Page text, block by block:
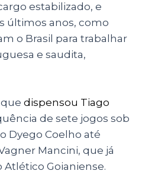
estabilizado, e
últimos anos, como
o Brasil para trabalhar
e saudita,
dispensou Tiago
de sete jogos sob
Dyego Coelho até
Mancini, que já
Goianiense.